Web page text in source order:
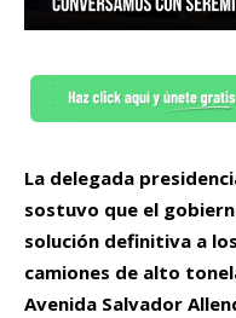
La delegada
sostuvo que el
solución definitiva a
camiones de alto
Avenida Salvador